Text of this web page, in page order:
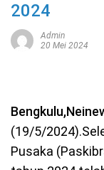
2024
Admin
20 Mei 2024
(19/5/
Pusaka